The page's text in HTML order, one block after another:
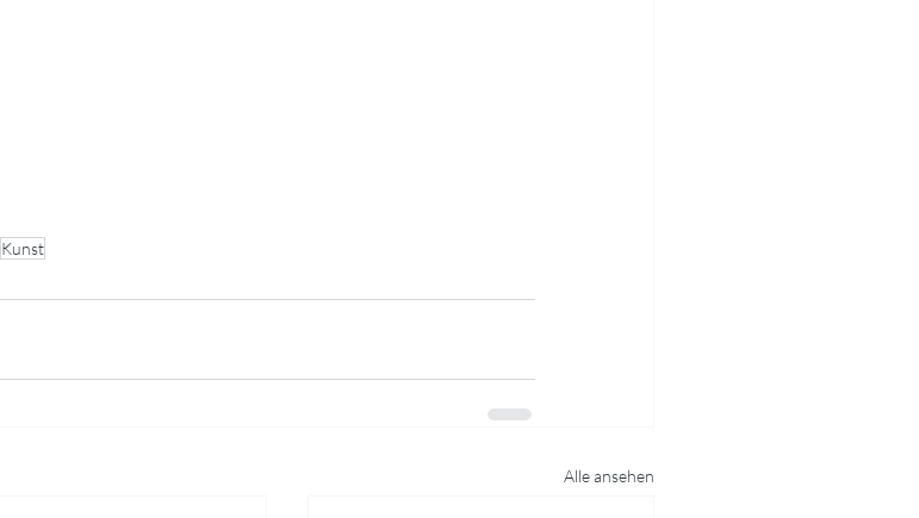
Kunst
Alle ansehen